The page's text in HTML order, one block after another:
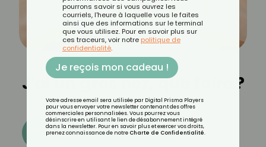
J'ai un gros nez, que faire ?
Découvrez les 11 menus CROQ
pourrons savoir si vous ouvrez les
courriels, l'heure à laquelle vous le faites
ainsi que des informations sur le terminal
que vous utilisez. Pour en savoir plus sur
ces traceurs, voir notre politique de
confidentialité.
Je reçois mon cadeau !
Votre adresse email sera utilisée par Digital Prisma Players
pour vous envoyer votre newsletter contenant des offres
commerciales personnalisées. Vous pourrez vous
désinscrire en utilisant le lien de désabonnement intégré
dans la newsletter. Pour en savoir plus et exercer vos droits,
prenez connaissance de notre Charte de Confidentialité.